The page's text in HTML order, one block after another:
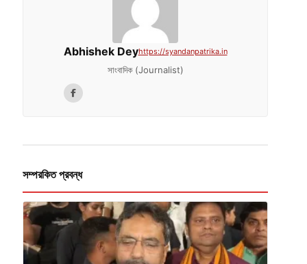
Abhishek Deyhttps://syandanpatrika.in
সাংবাদিক (Journalist)
সম্পরকিত প্রবন্ধ